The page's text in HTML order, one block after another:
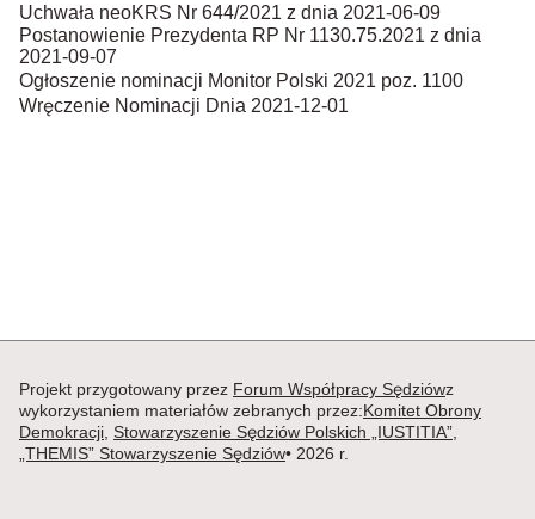
Uchwała neoKRS Nr 644/2021 z dnia 2021-06-09
Postanowienie Prezydenta RP Nr 1130.75.2021 z dnia
2021-09-07
Ogłoszenie nominacji Monitor Polski 2021 poz. 1100
Wręczenie Nominacji Dnia 2021-12-01
Projekt przygotowany przez Forum Współpracy Sędziówz
wykorzystaniem materiałów zebranych przez:Komitet Obrony
Demokracji Stowarzyszenie Sędziów Polskich „IUSTITIA”
„THEMIS” Stowarzyszenie Sędziów• 2026 r.